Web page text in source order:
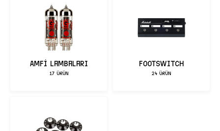
Amfi Lambaları
17 ÜRÜN
FOOTSWITCH
24 ÜRÜN